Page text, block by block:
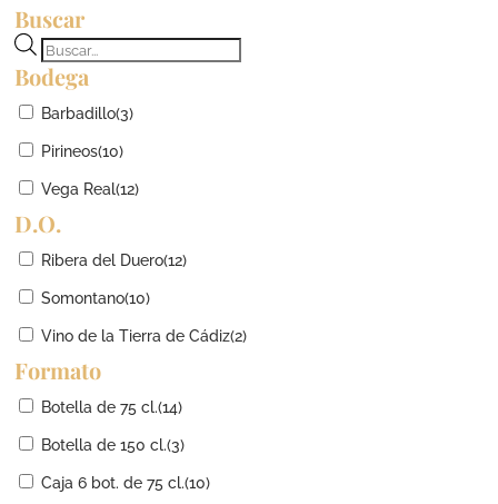
Buscar
Búsqueda
de
productos
Bodega
Barbadillo(3)
Pirineos(10)
Vega Real(12)
D.O.
Ribera del Duero(12)
Somontano(10)
Vino de la Tierra de Cádiz(2)
Formato
Botella de 75 cl.(14)
Botella de 150 cl.(3)
Caja 6 bot. de 75 cl.(10)